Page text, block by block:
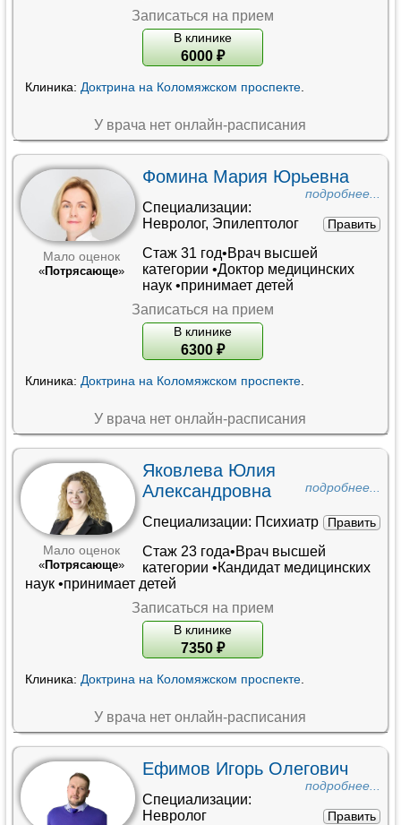
Записаться на прием
В клинике
6000 ₽
Клиника: Доктрина на Коломяжском проспекте.
У врача нет онлайн-расписания
Мало оценок
«Потрясающе»
Фомина Мария Юрьевна
подробнее...
Специализации:
Невролог, Эпилептолог Править
Стаж 31 год•Врач высшей
категории •Доктор медицинских
наук•принимает детей
Записаться на прием
В клинике
6300 ₽
Клиника: Доктрина на Коломяжском проспекте.
У врача нет онлайн-расписания
Мало оценок
«Потрясающе»
Яковлева Юлия
Александровна
подробнее...
Специализации: Психиатр Править
Стаж 23 года•Врач высшей
категории •Кандидат медицинских
наук•принимает детей
Записаться на прием
В клинике
7350 ₽
Клиника: Доктрина на Коломяжском проспекте.
У врача нет онлайн-расписания
Ефимов Игорь Олегович
подробнее...
Специализации:
Невролог
Править